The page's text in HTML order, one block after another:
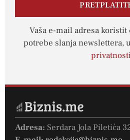
Vaša e-mail adresa koristit
potrebe slanja newslettera,
Adresa: Serdara Jola Piletića